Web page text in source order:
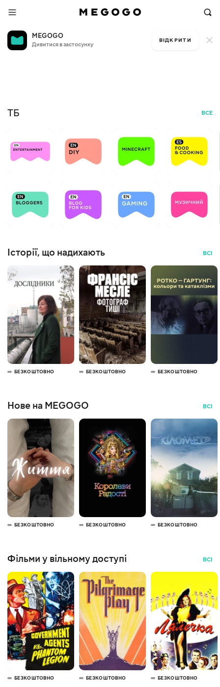
MEGOGO
Дивитися в застосунку
ВІДКРИТИ
ТБ ВСЕ
Історії, що надихають ВСІ
БЕЗКОШТОВНО БЕЗКОШТОВНО БЕЗКОШТОВНО
Нове на MEGOGO ВСІ
БЕЗКОШТОВНО БЕЗКОШТОВНО БЕЗКОШТОВНО
Фільми у вільному доступі ВСІ
БЕЗКОШТОВНО БЕЗКОШТОВНО БЕЗКОШТОВНО